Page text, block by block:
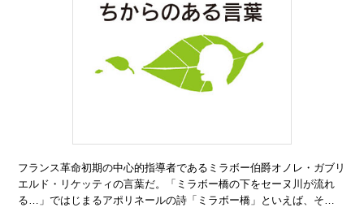
フランス革命初期の中心的指導者であるミラボー伯爵オノレ・ガブリ
エルド・リケッティの言葉だ。「ミラボー橋の下をセーヌ川が流れ
る…」ではじまるアポリネールの詩「ミラボー橋」といえば、そ…